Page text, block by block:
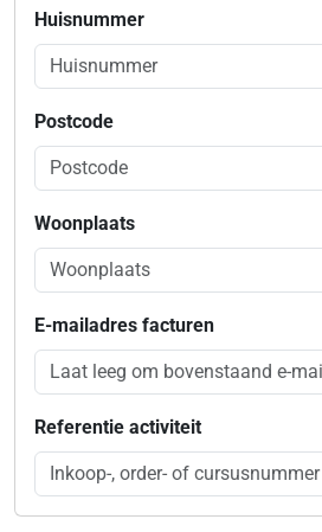
Huisnummer
Postcode
Woonplaats
E-mailadres facturen
Referentie activiteit